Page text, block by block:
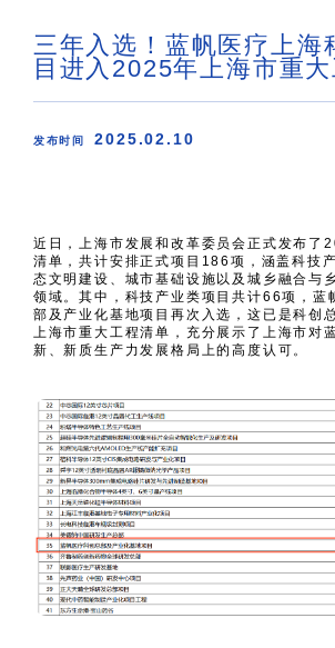
三年入选！蓝帆医疗上海
目进入2025年上海市重
发布时间 2025.02.10
近日，上海市发展和改革委员会正式发布了
清单，共计安排正式项目186项，涵盖科技
态文明建设、城市基础设施以及城乡融合与
领域。其中，科技产业类项目共计66项，蓝
部及产业化基地项目再次入选，这已是科创
上海市重大工程清单，充分展示了上海市对
新、新质生产力发展格局上的高度认可。